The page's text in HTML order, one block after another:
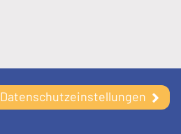
Datenschutzeinstellungen